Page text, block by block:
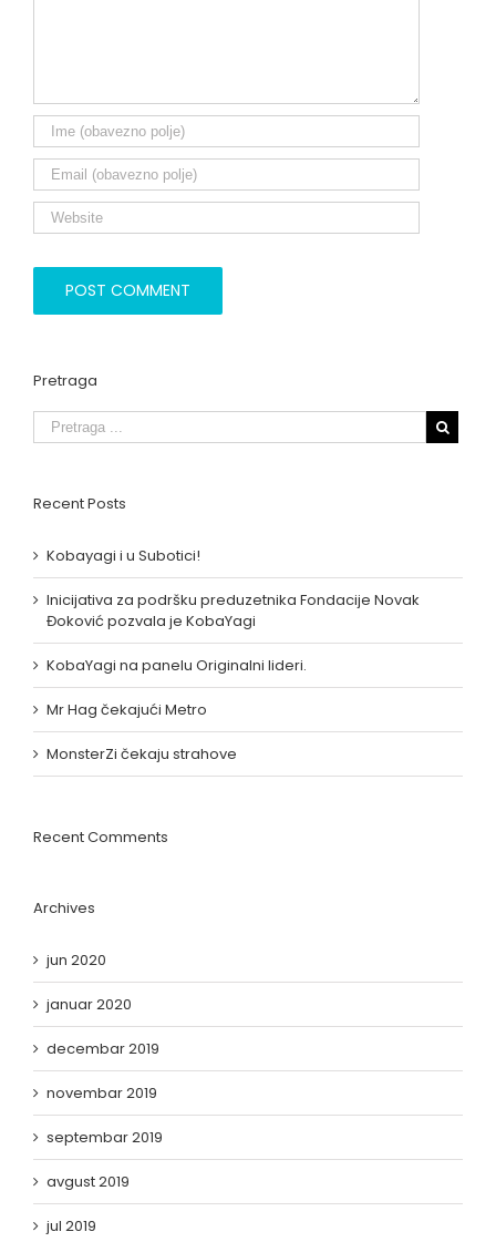
Pretraga
Recent Posts
Kobayagi i u Subotici!
Inicijativa za podršku preduzetnika Fondacije Novak
Đoković pozvala je KobaYagi
KobaYagi na panelu Originalni lideri.
Mr Hag čekajući Metro
MonsterZi čekaju strahove
Recent Comments
Archives
jun 2020
januar 2020
decembar 2019
novembar 2019
septembar 2019
avgust 2019
jul 2019